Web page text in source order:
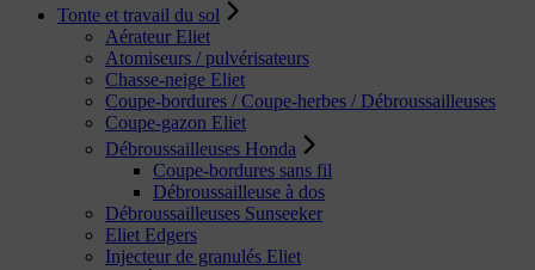
Tonte et travail du sol
Aérateur Eliet
Atomiseurs / pulvérisateurs
Chasse-neige Eliet
Coupe-bordures / Coupe-herbes / Débroussailleuses
Coupe-gazon Eliet
Débroussailleuses Honda
Coupe-bordures sans fil
Débroussailleuse à dos
Débroussailleuses Sunseeker
Eliet Edgers
Injecteur de granulés Eliet